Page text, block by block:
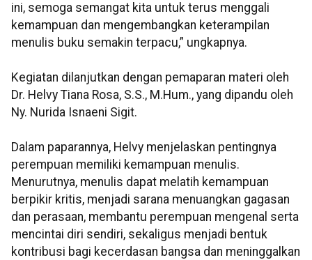
ini, semoga semangat kita untuk terus menggali
kemampuan dan mengembangkan keterampilan
menulis buku semakin terpacu,” ungkapnya.
Kegiatan dilanjutkan dengan pemaparan materi oleh
Dr. Helvy Tiana Rosa, S.S., M.Hum., yang dipandu oleh
Ny. Nurida Isnaeni Sigit.
Dalam paparannya, Helvy menjelaskan pentingnya
perempuan memiliki kemampuan menulis.
Menurutnya, menulis dapat melatih kemampuan
berpikir kritis, menjadi sarana menuangkan gagasan
dan perasaan, membantu perempuan mengenal serta
mencintai diri sendiri, sekaligus menjadi bentuk
kontribusi bagi kecerdasan bangsa dan meninggalkan